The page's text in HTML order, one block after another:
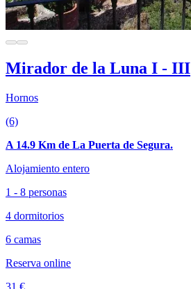
Mirador de la Luna I - III
Hornos
(6)
A 14.9 Km de La Puerta de Segura.
Alojamiento entero
1 - 8 personas
4 dormitorios
6 camas
Reserva online